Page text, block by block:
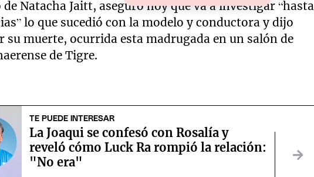
Natacha Jaitt, aseguró hoy que va a investigar “hasta
lo que sucedió con la modelo y conductora y dijo
su muerte, ocurrida esta madrugada en un salón de
de Tigre.
TE PUEDE INTERESAR
La Joaqui se confesó con Rosalía y
reveló cómo Luck Ra rompió la relación:
"No era"